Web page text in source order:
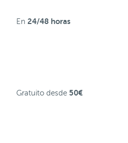
En 24/48 horas
Gratuito desde 50€